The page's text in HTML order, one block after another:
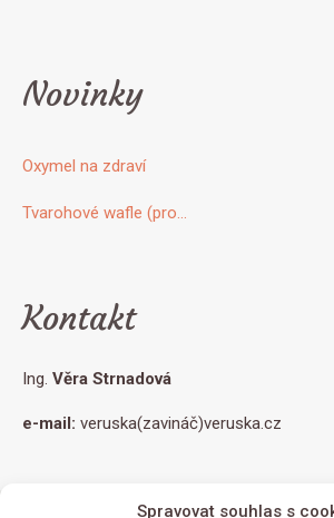
Spravovat souhlas s
Novinky
Oxymel na zdraví
Tvarohové wafle (pro…
Kontakt
Ing. Věra Strnadová
e-mail: veruska(zavináč)veruska.cz